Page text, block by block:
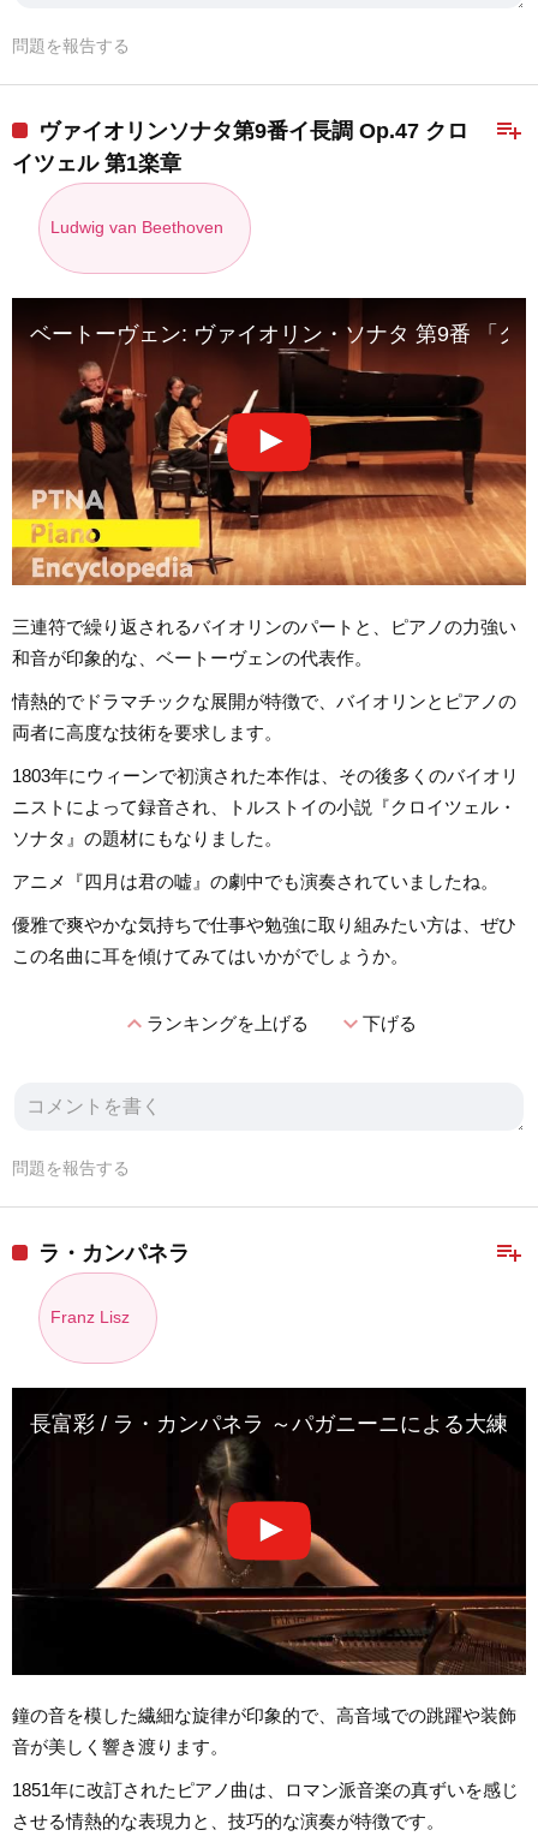
問題を報告する
playlist_add
ヴァイオリンソナタ第9番イ長調 Op.47 クロ
イツェル 第1楽章
Ludwig van Beethoven
ベートーヴェン: ヴァイオリン・ソナタ 第9番 「ク
三連符で繰り返されるバイオリンのパートと、ピアノの力強い
和音が印象的な、ベートーヴェンの代表作。
情熱的でドラマチックな展開が特徴で、バイオリンとピアノの
両者に高度な技術を要求します。
1803年にウィーンで初演された本作は、その後多くのバイオリ
ニストによって録音され、トルストイの小説『クロイツェル・
ソナタ』の題材にもなりました。
アニメ『四月は君の嘘』の劇中でも演奏されていましたね。
優雅で爽やかな気持ちで仕事や勉強に取り組みたい方は、ぜひ
この名曲に耳を傾けてみてはいかがでしょうか。
expand_lessランキングを上げる expand_more下げる
問題を報告する
playlist_add
ラ・カンパネラ
Franz Lisz
長富彩 / ラ・カンパネラ ～パガニーニによる大練習
鐘の音を模した繊細な旋律が印象的で、高音域での跳躍や装飾
音が美しく響き渡ります。
1851年に改訂されたピアノ曲は、ロマン派音楽の真ずいを感じ
させる情熱的な表現力と、技巧的な演奏が特徴です。